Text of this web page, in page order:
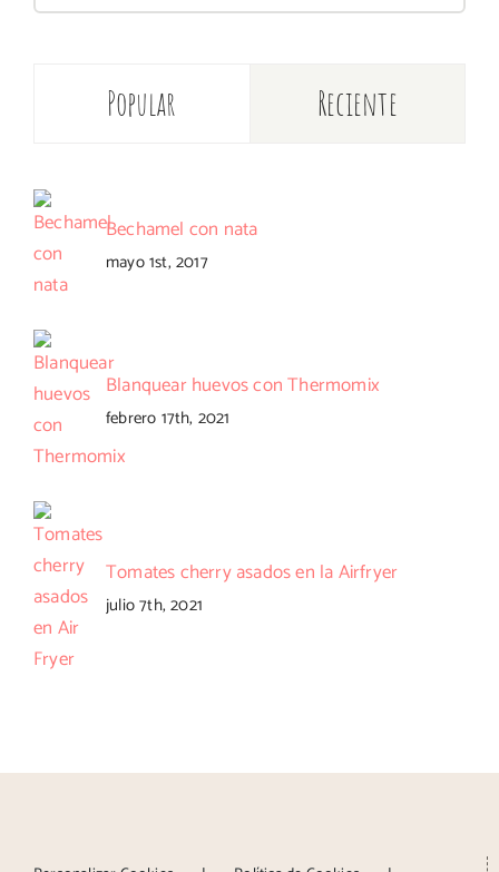
Popular Reciente
Bechamel con nata
mayo 1st, 2017
Blanquear huevos con Thermomix
febrero 17th, 2021
Tomates cherry asados en la Airfryer
julio 7th, 2021